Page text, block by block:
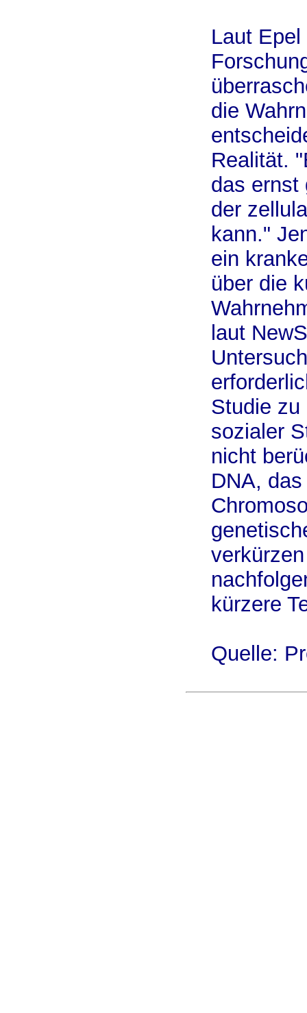
Laut
die
Realität.
das ernst
der
kann."
ein
über die
laut
Studie zu
sozialer
nicht
DNA,
kürzere
Quelle: